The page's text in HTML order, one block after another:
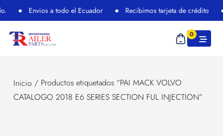
Envios a todo el Ecuador Recibimos tarjeta de crédito
0
Inicio / Productos etiquetados “PAI MACK VOLVO
CATALOGO 2018 E6 SERIES SECTION FUL INJECTION”